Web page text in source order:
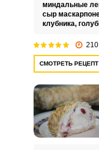
миндальные
сыр
клубника,
СМОТРЕТЬ РЕЦЕПТ
ВХОД НА
с